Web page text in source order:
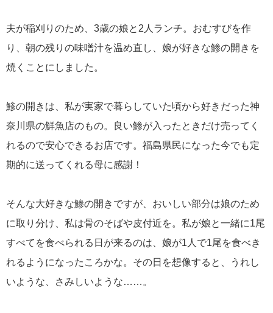
夫が稲刈りのため、3歳の娘と2人ランチ。おむすびを作
り、朝の残りの味噌汁を温め直し、娘が好きな鯵の開きを
焼くことにしました。
鯵の開きは、私が実家で暮らしていた頃から好きだった神
奈川県の鮮魚店のもの。良い鯵が入ったときだけ売ってく
れるので安心できるお店です。福島県民になった今でも定
期的に送ってくれる母に感謝！
そんな大好きな鯵の開きですが、おいしい部分は娘のため
に取り分け、私は骨のそばや皮付近を。私が娘と一緒に1尾
すべてを食べられる日が来るのは、娘が1人で1尾を食べき
れるようになったころかな。その日を想像すると、うれし
いような、さみしいような……。